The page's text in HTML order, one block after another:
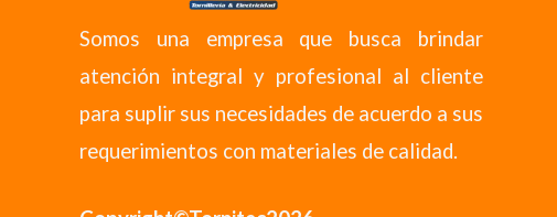
Somos una empresa que busca brindar
atención integral y profesional al cliente
para suplir sus necesidades de acuerdo a sus
requerimientos con materiales de calidad.